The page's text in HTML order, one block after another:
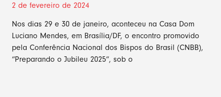
2 de fevereiro de 2024
Nos dias 29 e 30 de janeiro, aconteceu na Casa Dom
Luciano Mendes, em Brasília/DF, o encontro promovido
pela Conferência Nacional dos Bispos do Brasil (CNBB),
“Preparando o Jubileu 2025”, sob o